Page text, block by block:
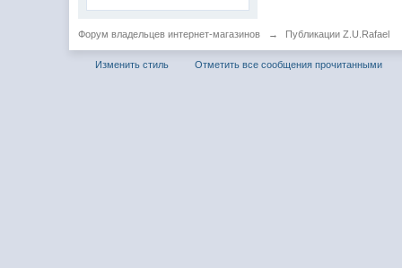
Форум владельцев интернет-магазинов → Публикации Z.U.Rafael
Изменить стиль Отметить все сообщения прочитанными